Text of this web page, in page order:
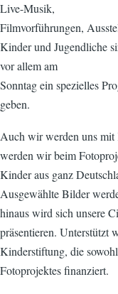
Live-Musik,
Filmvorführungen,
Kinder und Jugendliche
vor allem am
Sonntag ein spezielles
geben.
Auch wir werden uns mit
werden wir beim
Kinder aus ganz
Ausgewählte Bilder
hinaus wird sich unsere
präsentieren. Unterstützt
Kinderstiftung, die
Fotoprojektes finanziert.